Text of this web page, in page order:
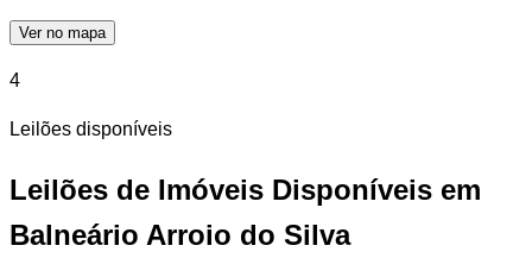
Ver no mapa
4
Leilões disponíveis
Leilões de Imóveis Disponíveis em
Balneário Arroio do Silva